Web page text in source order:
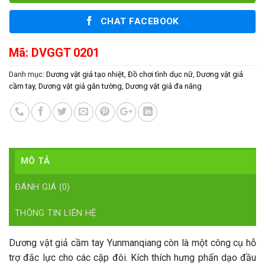
CHAT FACEBOOK
Mã: DVGGT 0201
Danh mục: Dương vật giả tạo nhiệt Đồ chơi tình dục nữ Dương vật giả
cầm tay, Dương vật giả gắn tường Dương vật giả đa năng
MÔ TẢ
ĐÁNH GIÁ (0)
THÔNG TIN LIÊN HỆ
Dương vật giả cầm tay Yunmanqiang còn là một công cụ hỗ
trợ đắc lực cho các cặp đôi. Kích thích hưng phấn dạo đầu